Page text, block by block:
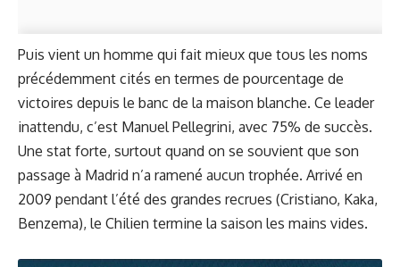
Puis vient un homme qui fait mieux que tous les noms
précédemment cités en termes de pourcentage de
victoires depuis le banc de la maison blanche. Ce leader
inattendu, c’est Manuel Pellegrini, avec 75% de succès.
Une stat forte, surtout quand on se souvient que son
passage à Madrid n’a ramené aucun trophée. Arrivé en
2009 pendant l’été des grandes recrues (Cristiano, Kaka,
Benzema), le Chilien termine la saison les mains vides.